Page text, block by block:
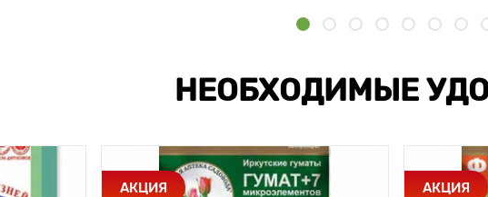
НЕОБХОДИМЫЕ
АКЦИЯ АКЦИЯ